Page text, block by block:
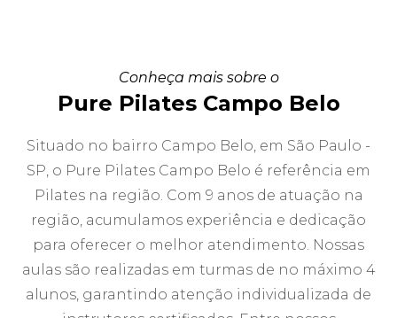
Conheça mais sobre o
Pure Pilates Campo Belo
Situado no bairro Campo Belo, em São Paulo -
SP, o Pure Pilates Campo Belo é referência em
Pilates na região. Com 9 anos de atuação na
região, acumulamos experiência e dedicação
para oferecer o melhor atendimento. Nossas
aulas são realizadas em turmas de no máximo 4
alunos, garantindo atenção individualizada de